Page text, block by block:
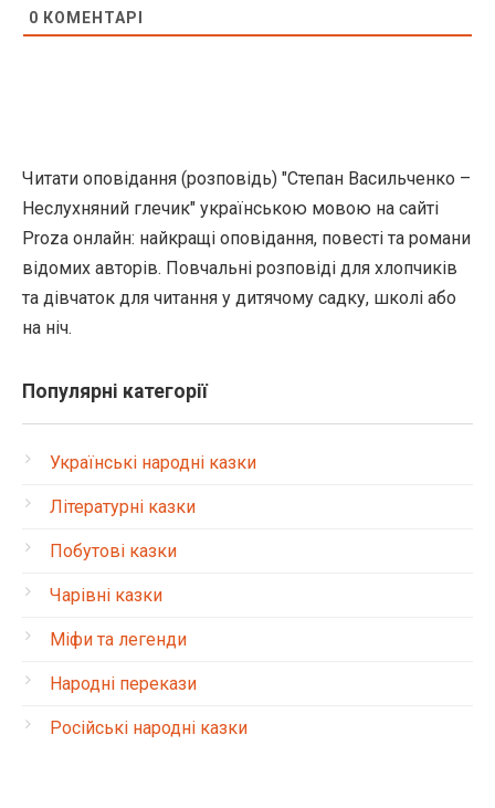
0 КОМЕНТАРІ
Читати оповідання (розповідь) "Степан Васильченко –
Неслухняний глечик" українською мовою на сайті
Proza онлайн: найкращі оповідання, повесті та романи
відомих авторів. Повчальні розповіді для хлопчиків
та дівчаток для читання у дитячому садку, школі або
на ніч.
Популярні категорії
Українські народні казки
Літературні казки
Побутові казки
Чарівні казки
Міфи та легенди
Народні перекази
Російські народні казки